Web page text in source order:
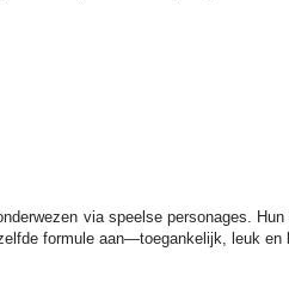
via speelse personages.
formule aan—toegankelijk, leuk en